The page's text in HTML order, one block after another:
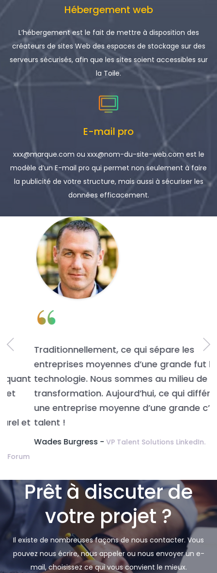
Hébergement web
L’hébergement est le fait de mettre à disposition des
créateurs de sites Web des espaces de stockage sur des
serveurs sécurisés, afin que les sites soient accessibles sur
la Toile.
E-mail pro
xxx@marque.com ou xxx@nom-du-site-web.com est le
modèle d’un E-mail pro qui permet non seulement à faire
la publicité de votre structure, mais aussi à sécuriser les
données efficacement.
“
Traditionnellement, ce qui sépare les
entreprises moyennes d’une grande fut la
technologie. Nous sommes au milieu de la
transformation. Aujourd’hui, ce qui différencie
une entreprise moyenne d’une grande c’est le
talent !
Wades Burgress -VP Talent Solutions LinkedIn.
Prêt à discuter de
votre projet ?
Il existe de nombreuses façons de nous contacter. Vous
pouvez nous écrire, nous appeler ou nous envoyer un e-
mail, choisissez ce qui vous convient le mieux.